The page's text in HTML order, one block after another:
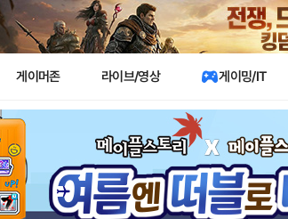
게이머존 라이브/영상 게이밍/IT